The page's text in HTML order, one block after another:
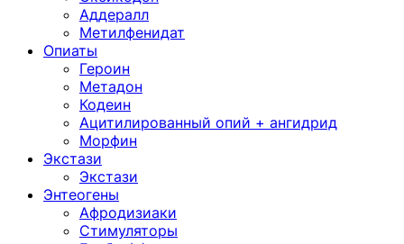
Аддералл
Метилфенидат
Опиаты
Героин
Метадон
Кодеин
Ацитилированный опий + ангидрид
Морфин
Экстази
Экстази
Энтеогены
Афродизиаки
Стимуляторы